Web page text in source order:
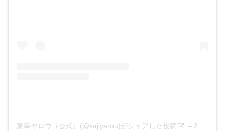
家事ヤロウ（公式）(@kajiyarou)がシェアした投稿 – 2020年 1月月8日午前6時56分PST